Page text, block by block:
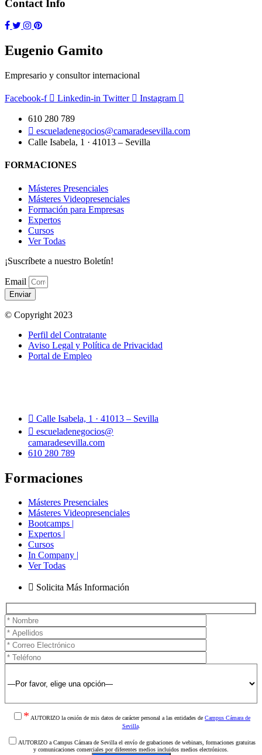
Contact Info
Eugenio Gamito
Empresario y consultor internacional
Facebook-f Linkedin-in Twitter Instagram
610 280 789
escueladenegocios@camaradesevilla.com
Calle Isabela, 1 · 41013 – Sevilla
FORMACIONES
Másteres Presenciales
Másteres Videopresenciales
Formación para Empresas
Expertos
Cursos
Ver Todas
¡Suscríbete a nuestro Boletín!
Email
Enviar
© Copyright 2023
Perfil del Contratante
Aviso Legal y Política de Privacidad
Portal de Empleo
Calle Isabela, 1 · 41013 – Sevilla
escueladenegocios@
camaradesevilla.com
610 280 789
Formaciones
Másteres Presenciales
Másteres Videopresenciales
Bootcamps |
Expertos |
Cursos
In Company |
Ver Todas
Solicita Más Información
* AUTORIZO la cesión de mis datos de carácter personal a las entidades de Campus Cámara de
Sevilla.
AUTORIZO a Campus Cámara de Sevilla el envío de grabaciones de webinars, formaciones gratuitas
y comunicaciones comerciales por diferentes medios incluidos medios electrónicos.